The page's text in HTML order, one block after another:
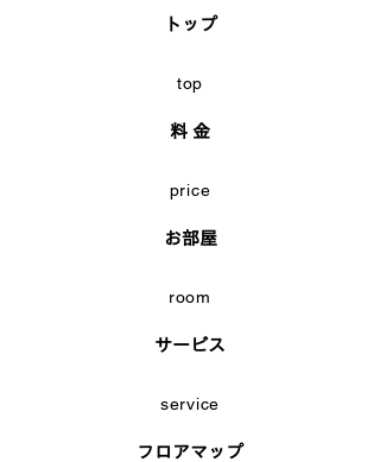
トップ
top
料 金
price
お部屋
room
サービス
service
フロアマップ